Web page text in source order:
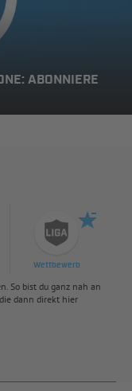
ABONNIERE
Wettbewerb
So bist du ganz nah an
dann direkt hier